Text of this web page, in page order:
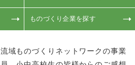
ものづくり企業を探す
域ものづくりネットワークの事業